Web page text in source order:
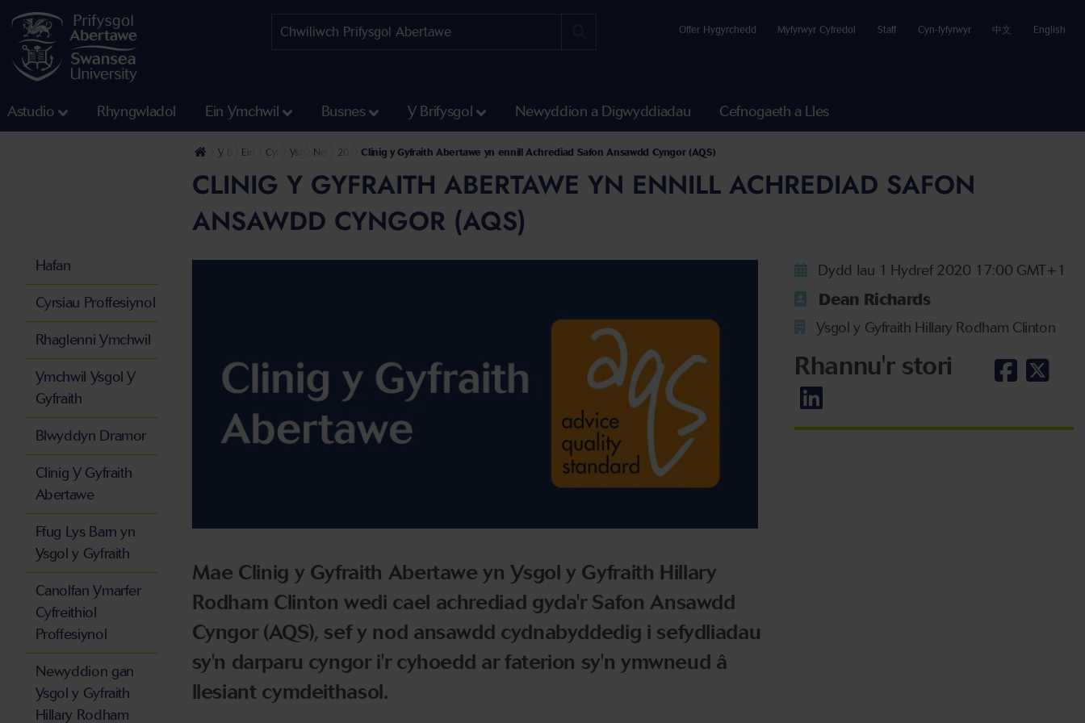
Offer Hygyrchedd Myfyrwyr Cyfredol Staff Cyn-fyfyrwyr 中文 English
Astudio Rhyngwladol Ein Ymchwil Busnes Y Brifysgol Newyddion a Digwyddiadau Cefnogaeth a Lles
Y BrifysgolEin Cyfadrannau
Cyfadran y Dyniaethau a'r Gwyddorau Cymdeithasol
Ysgol y Gyfraith Hillary Rodham Clinton
Newyddion gan Ysgol y Gyfraith Hillary Rodham Clinton
2020Clinig y Gyfraith Abertawe yn ennill Achrediad Safon Ansawdd Cyngor (AQS)
CLINIG Y GYFRAITH ABERTAWE YN ENNILL ACHREDIAD SAFON
ANSAWDD CYNGOR (AQS)
Mae Clinig y Gyfraith Abertawe yn Ysgol y Gyfraith Hillary
Rodham Clinton wedi cael achrediad gyda'r Safon Ansawdd
Cyngor (AQS), sef y nod ansawdd cydnabyddedig i sefydliadau
sy'n darparu cyngor i'r cyhoedd ar faterion sy'n ymwneud â
llesiant cymdeithasol.
Dydd Iau 1 Hydref 2020 17:00 GMT+1
Dean Richards
Ysgol y Gyfraith Hillary Rodham Clinton
Rhannu'r stori
Hafan
Cyrsiau Proffesiynol
Rhaglenni Ymchwil
Ymchwil Ysgol Y
Gyfraith
Blwyddyn Dramor
Clinig Y Gyfraith
Abertawe
Ffug Lys Barn yn
Ysgol y Gyfraith
Canolfan Ymarfer
Cyfreithiol
Proffesiynol
Newyddion gan
Ysgol y Gyfraith
Hillary Rodham